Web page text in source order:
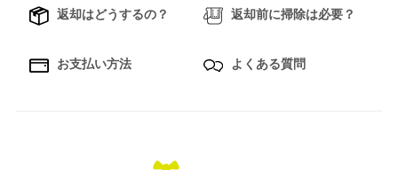
返却はどうするの？ 返却前に掃除は必要？
お支払い方法 よくある質問